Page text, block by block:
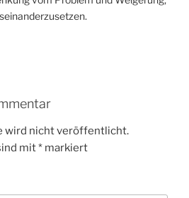
wird nicht veröffentlicht.
mit* markiert